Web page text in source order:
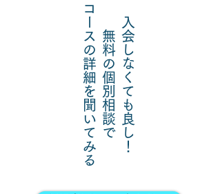
入会しなくても良し
！
​無料の個別相談で
コースの詳細を聞いてみる